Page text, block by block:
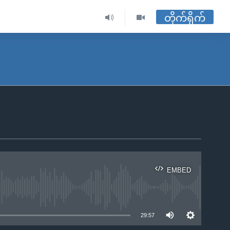
တိုက်ရိုက်
EMBED
29:57